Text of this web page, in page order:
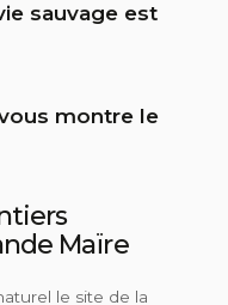
sauvage est
montre le
Maïre
le site de la